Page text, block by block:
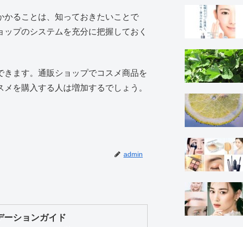
ることは、知っておきたいことで
プのシステムを充分に把握しておく
ます。通販ショップでコスメ商品を
を購入する人は増加するでしょう。
admin
ーションガイド